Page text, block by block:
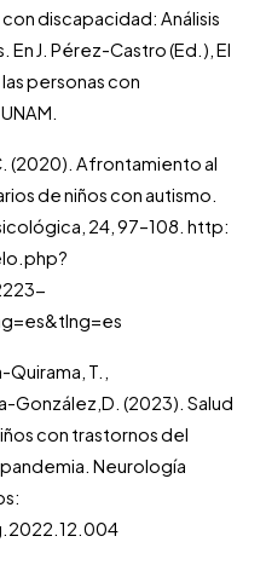
discapacidad: Análisis
J. Pérez-Castro (Ed.), El
personas con
(2020). Afrontamiento al
de niños con autismo.
24, 97–108. http:
Quirama, T.,
González,D. (2023). Salud
con trastornos del
Neurología